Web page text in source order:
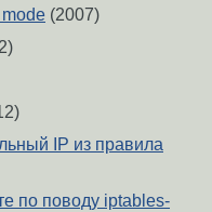
(2007)
IP из правила
по поводу iptables-